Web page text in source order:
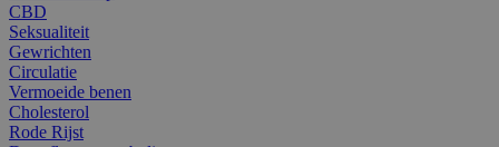
CBD
Seksualiteit
Gewrichten
Circulatie
Vermoeide benen
Cholesterol
Rode Rijst